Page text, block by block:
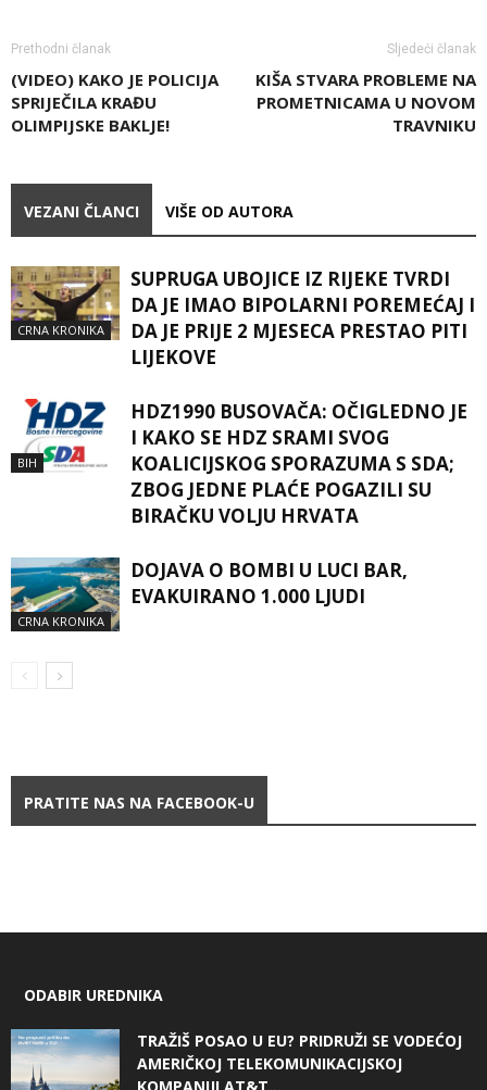
Prethodni članak
(VIDEO) KAKO JE POLICIJA
SPRIJEČILA KRAĐU
OLIMPIJSKE BAKLJE!
Sljedeći članak
KIŠA STVARA PROBLEME NA
PROMETNICAMA U NOVOM
TRAVNIKU
VEZANI ČLANCI VIŠE OD AUTORA
CRNA KRONIKA
SUPRUGA UBOJICE IZ RIJEKE TVRDI
DA JE IMAO BIPOLARNI POREMEĆAJ I
DA JE PRIJE 2 MJESECA PRESTAO PITI
LIJEKOVE
BIH
HDZ1990 BUSOVAČA: OČIGLEDNO JE
I KAKO SE HDZ SRAMI SVOG
KOALICIJSKOG SPORAZUMA S SDA;
ZBOG JEDNE PLAĆE POGAZILI SU
BIRAČKU VOLJU HRVATA
CRNA KRONIKA
DOJAVA O BOMBI U LUCI BAR,
EVAKUIRANO 1.000 LJUDI
PRATITE NAS NA FACEBOOK-U
ODABIR UREDNIKA
TRAŽIŠ POSAO U EU? PRIDRUŽI SE VODEĆOJ
AMERIČKOJ TELEKOMUNIKACIJSKOJ
KOMPANIJI AT&T...